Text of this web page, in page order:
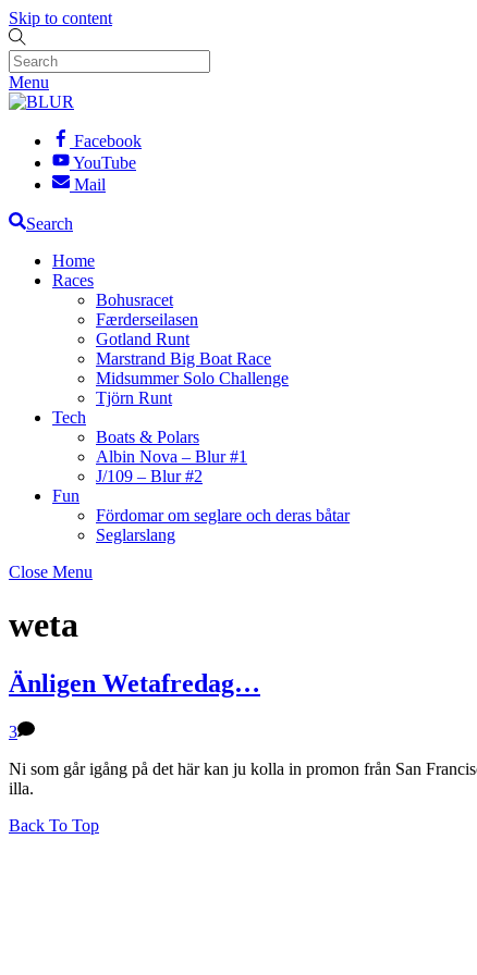
Skip to content
Menu
Facebook
YouTube
Mail
Search
Home
Races
Bohusracet
Færderseilasen
Gotland Runt
Marstrand Big Boat Race
Midsummer Solo Challenge
Tjörn Runt
Tech
Boats & Polars
Albin Nova – Blur #1
J/109 – Blur #2
Fun
Fördomar om seglare och deras båtar
Seglarslang
Close Menu
weta
Änligen Wetafredag…
3
Ni som går igång på det här kan ju kolla in promon från San
illa.
Back To Top